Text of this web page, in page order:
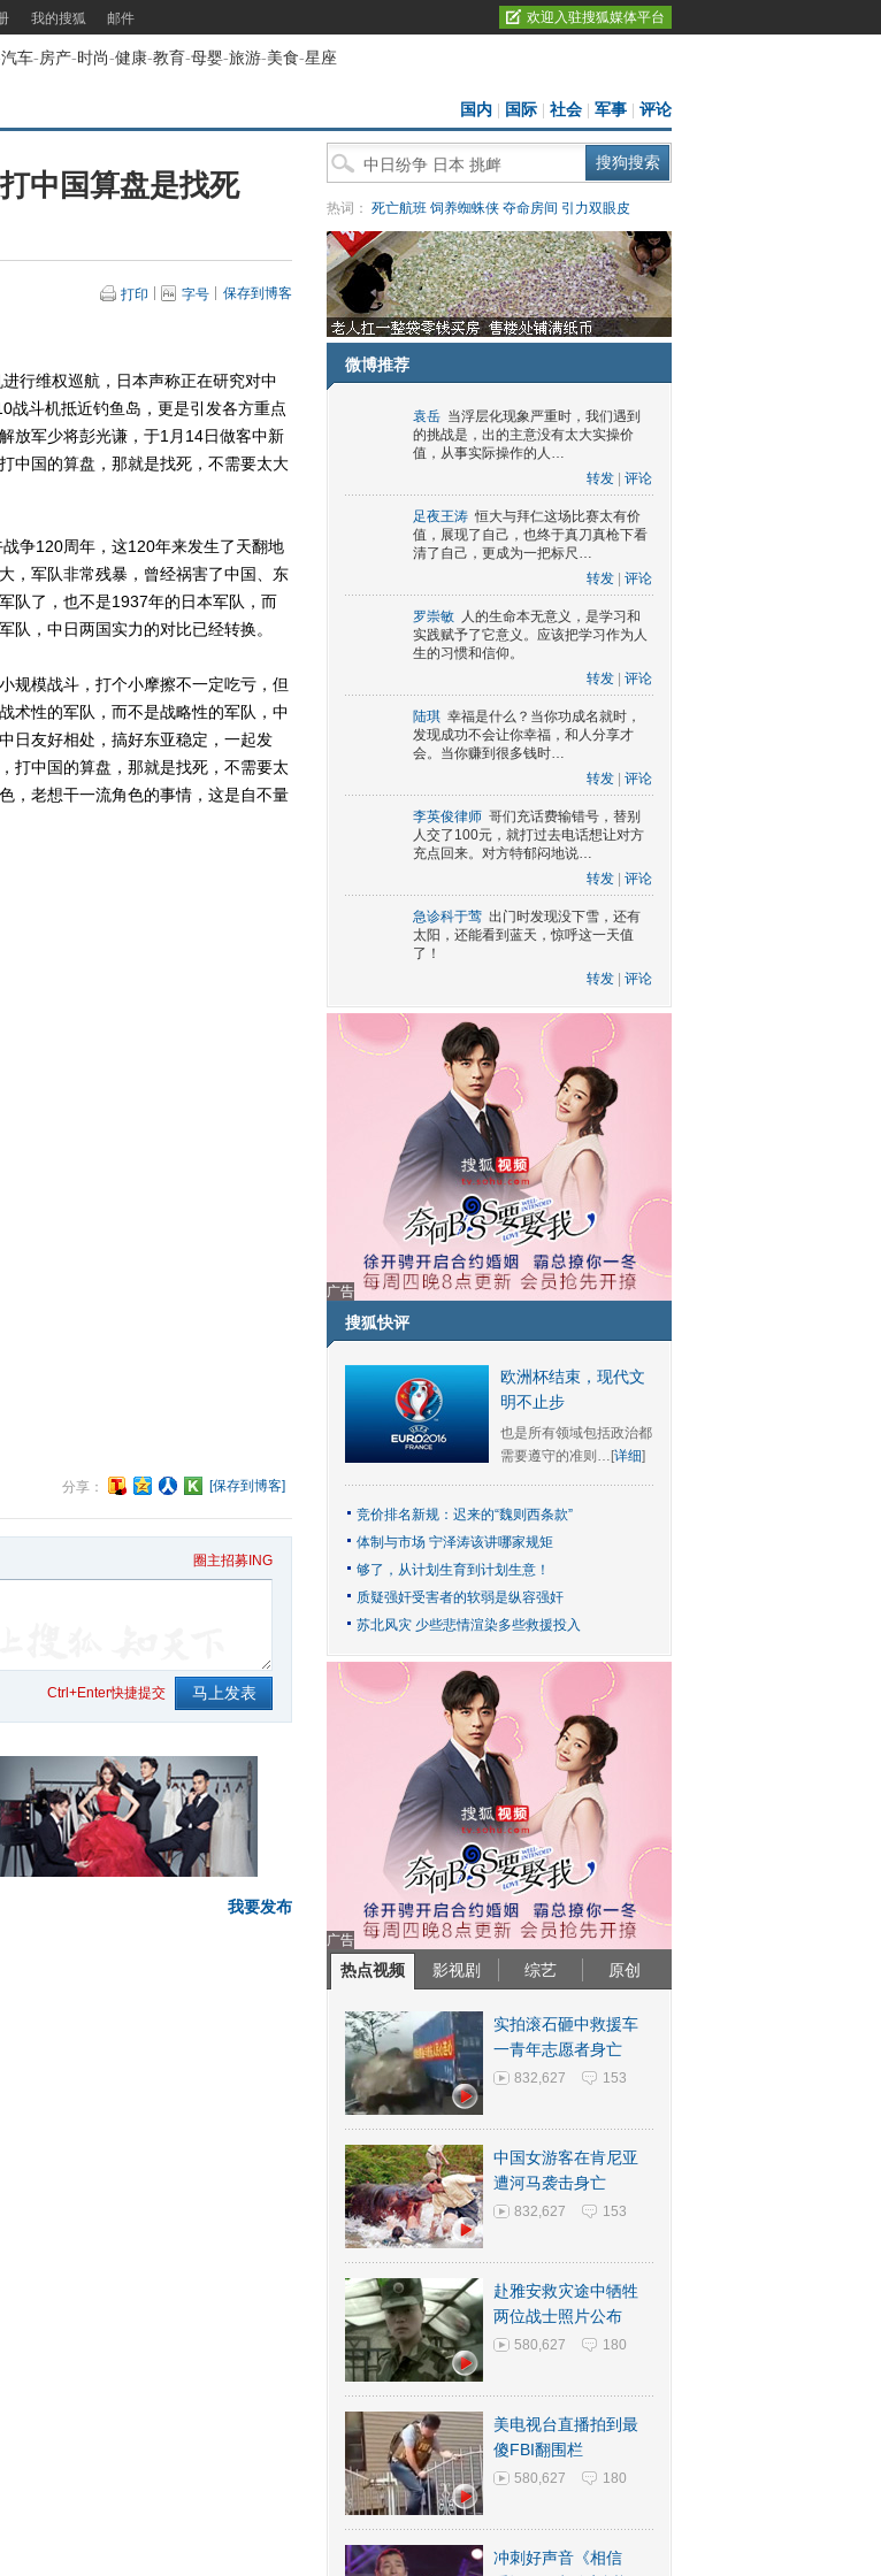
我的搜狐 邮件 欢迎入驻搜狐媒体平台
汽车-房产-时尚-健康-教育-母婴-旅游-美食-星座
国内 国际 社会 军事 评论
中国算盘是找死
打印 字号 保存到博客
行维权巡航，日本声称正在研究对中
战斗机抵近钓鱼岛，更是引发各方重点
放军少将彭光谦，于1月14日做客中新
中国的算盘，那就是找死，不需要太大
争120周年，这120年来发生了天翻地
，军队非常残暴，曾经祸害了中国、东
队了，也不是1937年的日本军队，而
队，中日两国实力的对比已经转换。
模战斗，打个小摩擦不一定吃亏，但
术性的军队，而不是战略性的军队，中
日友好相处，搞好东亚稳定，一起发
打中国的算盘，那就是找死，不需要太
，老想干一流角色的事情，这是自不量
分享： [保存到博客]
圈主招募ING
Ctrl+Enter快捷提交
我要发布
热词： 死亡航班 饲养蜘蛛侠 夺命房间 引力双眼皮
微博推荐
袁岳 当浮层化现象严重时，我们遇到
的挑战是，出的主意没有太大实操价
值，从事实际操作的人…
转发
评论
足夜王涛 恒大与拜仁这场比赛太有价
值，展现了自己，也终于真刀真枪下看
清了自己，更成为一把标尺…
转发
评论
罗崇敏 人的生命本无意义，是学习和
实践赋予了它意义。应该把学习作为人
生的习惯和信仰。
转发
评论
陆琪 幸福是什么？当你功成名就时，
发现成功不会让你幸福，和人分享才
会。当你赚到很多钱时…
转发
评论
李英俊律师 哥们充话费输错号，替别
人交了100元，就打过去电话想让对方
充点回来。对方特郁闷地说…
转发
评论
急诊科于莺 出门时发现没下雪，还有
太阳，还能看到蓝天，惊呼这一天值
了！
转发
评论
广告
搜狐快评
欧洲杯结束，现代文
明不止步
也是所有领域包括政治都
需要遵守的准则…[详细]
竞价排名新规：迟来的“魏则西条款”
体制与市场 宁泽涛该讲哪家规矩
够了，从计划生育到计划生意！
质疑强奸受害者的软弱是纵容强奸
苏北风灾 少些悲情渲染多些救援投入
广告
热点视频 影视剧 综艺 原创
实拍滚石砸中救援车
一青年志愿者身亡
832,627 153
中国女游客在肯尼亚
遭河马袭击身亡
832,627 153
赴雅安救灾途中牺牲
两位战士照片公布
580,627 180
美电视台直播拍到最
傻FBI翻围栏
580,627 180
冲刺好声音《相信